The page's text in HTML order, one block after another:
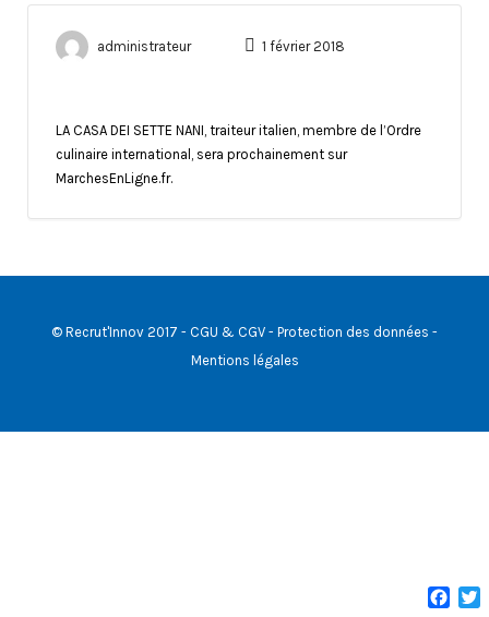
administrateur 1 février 2018
LA CASA DEI SETTE NANI, traiteur italien, membre de l’Ordre
culinaire international, sera prochainement sur
MarchesEnLigne.fr.
© Recrut'Innov 2017 - CGU & CGV - Protection des données -
Mentions légales